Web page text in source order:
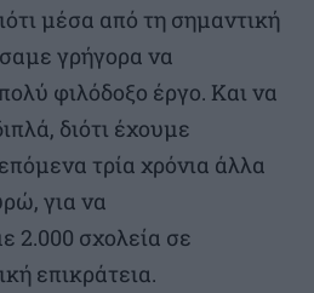
μέσα από τη σημαντική
γρήγορα να
φιλόδοξο έργο. Και να
διότι έχουμε
τρία χρόνια άλλα
για να
2.000 σχολεία σε
επικράτεια.